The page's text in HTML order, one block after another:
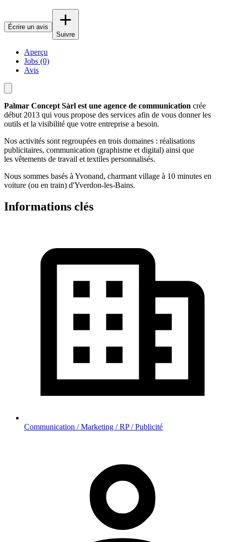
Écrire un avis
Suivre
Aperçu
Jobs (0)
Avis
Palmar Concept Sàrl est une agence de communication crée
début 2013 qui vous propose des services afin de vous donner les
outils et la visibilité que votre entreprise a besoin.
Nos activités sont regroupées en trois domaines : réalisations
publicitaires, communication (graphisme et digital) ainsi que
les vêtements de travail et textiles personnalisés.
Nous sommes basés à Yvonand, charmant village à 10 minutes en
voiture (ou en train) d'Yverdon-les-Bains.
Informations clés
Communication / Marketing / RP / Publicité